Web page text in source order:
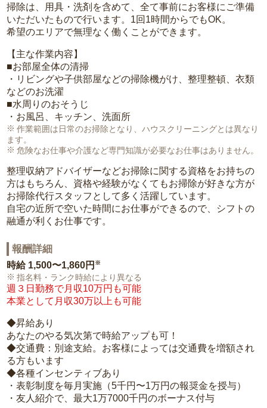
掃除は、用具・洗剤を含めて、全て事前にお客様にご準備
いただいたもので行います。1回1時間からでもOK。
希望のエリアで無理なく働くことができます。
【主な作業内容】
■お部屋全体の清掃
・リビングや子供部屋などの掃除機がけ、整理整頓、衣類
などのお洗濯
■水周りのおそうじ
・お風呂、キッチン、洗面所
作業範囲は日常のお掃除となり、ハウスクリーニングとは異なり
ます。
危険なお仕事や介護など専門知識が必要なお仕事はありません。
整理収納アドバイザーなどお掃除に関する資格をお持ちの
方はもちろん、資格や経験がなくてもお掃除が好きな方が
お掃除代行スタッフとして多く活躍しています。
自宅の近所で空いた時間にお仕事ができるので、シフトの
融通が利くお仕事です。
報酬詳細
時給 1,500〜1,860円 ※
指名料・ランク時給により異なる
週３日勤務で月収10万円も可能
本業として月収30万以上も可能
◆昇給あり
あなたのやる気次第で時給アップも可！
◆交通費：別途支給。お客様によっては交通費を増額され
る方もいます
◆各種インセンティブあり
・表彰制度を毎月実施（5千円〜1万円の報奨金を授与）
・友人紹介で、最大1万7000千円のボーナス付与